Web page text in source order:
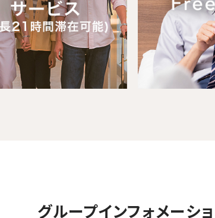
グループインフォメーシ